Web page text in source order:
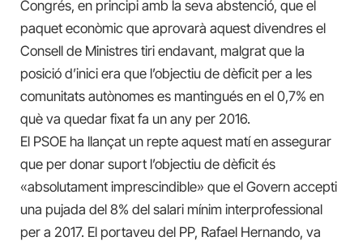
Congrés, en principi amb la seva abstenció, que el
paquet econòmic que aprovarà aquest divendres el
Consell de Ministres tiri endavant, malgrat que la
posició d’inici era que l’objectiu de dèficit per a les
comunitats autònomes es mantingués en el 0,7% en
què va quedar fixat fa un any per 2016.
El PSOE ha llançat un repte aquest matíen assegurar
que per donar suport l’objectiu de dèficit és
«absolutament imprescindible» que el Govern accepti
una pujada del 8% del salari mínim interprofessional
per a 2017. El portaveu del PP, Rafael Hernando, va